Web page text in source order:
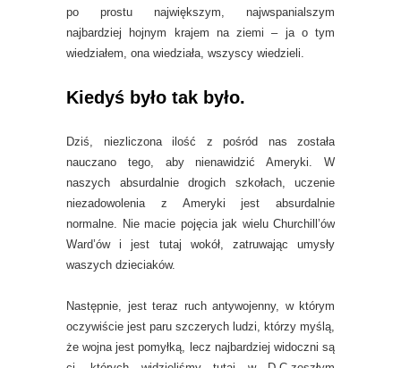
po prostu największym, najwspanialszym
najbardziej hojnym krajem na ziemi – ja o tym
wiedziałem, ona wiedziała, wszyscy wiedzieli.
Kiedyś było tak było.
Dziś, niezliczona ilość z pośród nas została
nauczano tego, aby nienawidzić Ameryki. W
naszych absurdalnie drogich szkołach, uczenie
niezadowolenia z Ameryki jest absurdalnie
normalne. Nie macie pojęcia jak wielu Churchill’ów
Ward’ów i jest tutaj wokół, zatruwając umysły
waszych dzieciaków.
Następnie, jest teraz ruch antywojenny, w którym
oczywiście jest paru szczerych ludzi, którzy myślą,
że wojna jest pomyłką, lecz najbardziej widoczni są